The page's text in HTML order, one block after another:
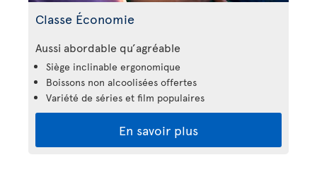
Classe Économie
Aussi abordable qu’agréable
Siège inclinable ergonomique
Boissons non alcoolisées offertes
Variété de séries et film populaires
En savoir plus